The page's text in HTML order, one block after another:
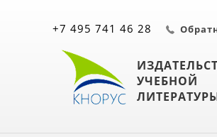
УЧЕБНОЙ
+7 495 741 46 28